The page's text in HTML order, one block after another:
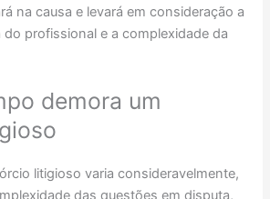
na causa e levará em consideração a
profissional e a complexidade da
demora um
litigioso varia consideravelmente,
das questões em disputa,